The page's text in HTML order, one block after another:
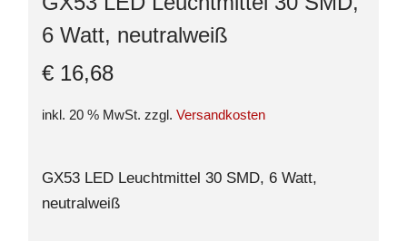
6 Watt, neutralweiß
€ 16,68
inkl. 20 % MwSt. zzgl. Versandkosten
GX53 LED Leuchtmittel 30 SMD, 6 Watt,
neutralweiß